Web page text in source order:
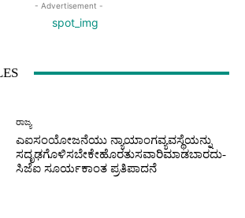
- Advertisement -
ರಾಜ್ಯ
ಎಐಸಂಯೋಜನೆಯು ನ್ಯಾಯಾಂಗವ್ಯವಸ್ಥೆಯನ್ನು
ಸದೃಢಗೊಳಿಸಬೇಕೇಹೊರತುಸವಾರಿಮಾಡಬಾರದು-
ಸಿಜೆಐ ಸೂರ್ಯಕಾಂತ ಪ್ರತಿಪಾದನೆ